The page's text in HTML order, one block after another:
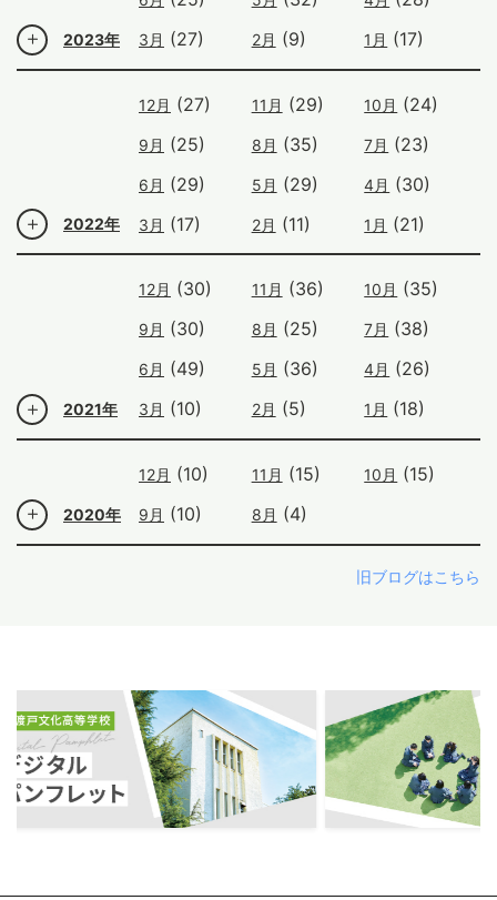
2023年 3月 (27) 2月 (9) 1月 (17)
2022年
12月 (27) 11月 (29) 10月 (24)
9月 (25) 8月 (35) 7月 (23)
6月 (29) 5月 (29) 4月 (30)
3月 (17) 2月 (11) 1月 (21)
2021年
12月 (30) 11月 (36) 10月 (35)
9月 (30) 8月 (25) 7月 (38)
6月 (49) 5月 (36) 4月 (26)
3月 (10) 2月 (5) 1月 (18)
2020年
12月 (10) 11月 (15) 10月 (15)
9月 (10) 8月 (4)
旧ブログはこちら